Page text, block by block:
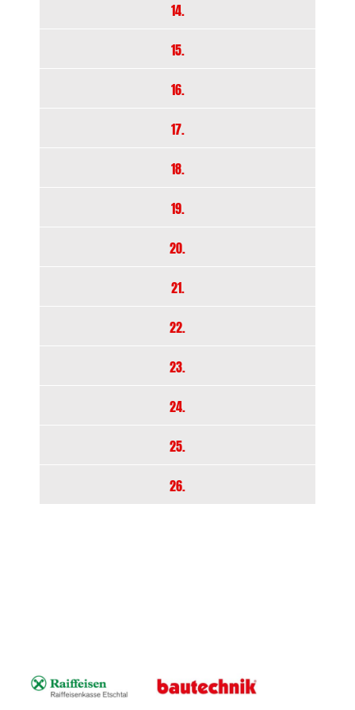
14.
15.
16.
17.
18.
19.
20.
21.
22.
23.
24.
25.
26.